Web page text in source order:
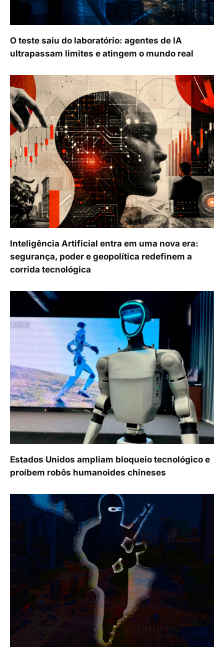
O teste saiu do laboratório: agentes de IA
ultrapassam limites e atingem o mundo real
Inteligência Artificial entra em uma nova era:
segurança, poder e geopolítica redefinem a
corrida tecnológica
Estados Unidos ampliam bloqueio tecnológico e
proíbem robôs humanoides chineses